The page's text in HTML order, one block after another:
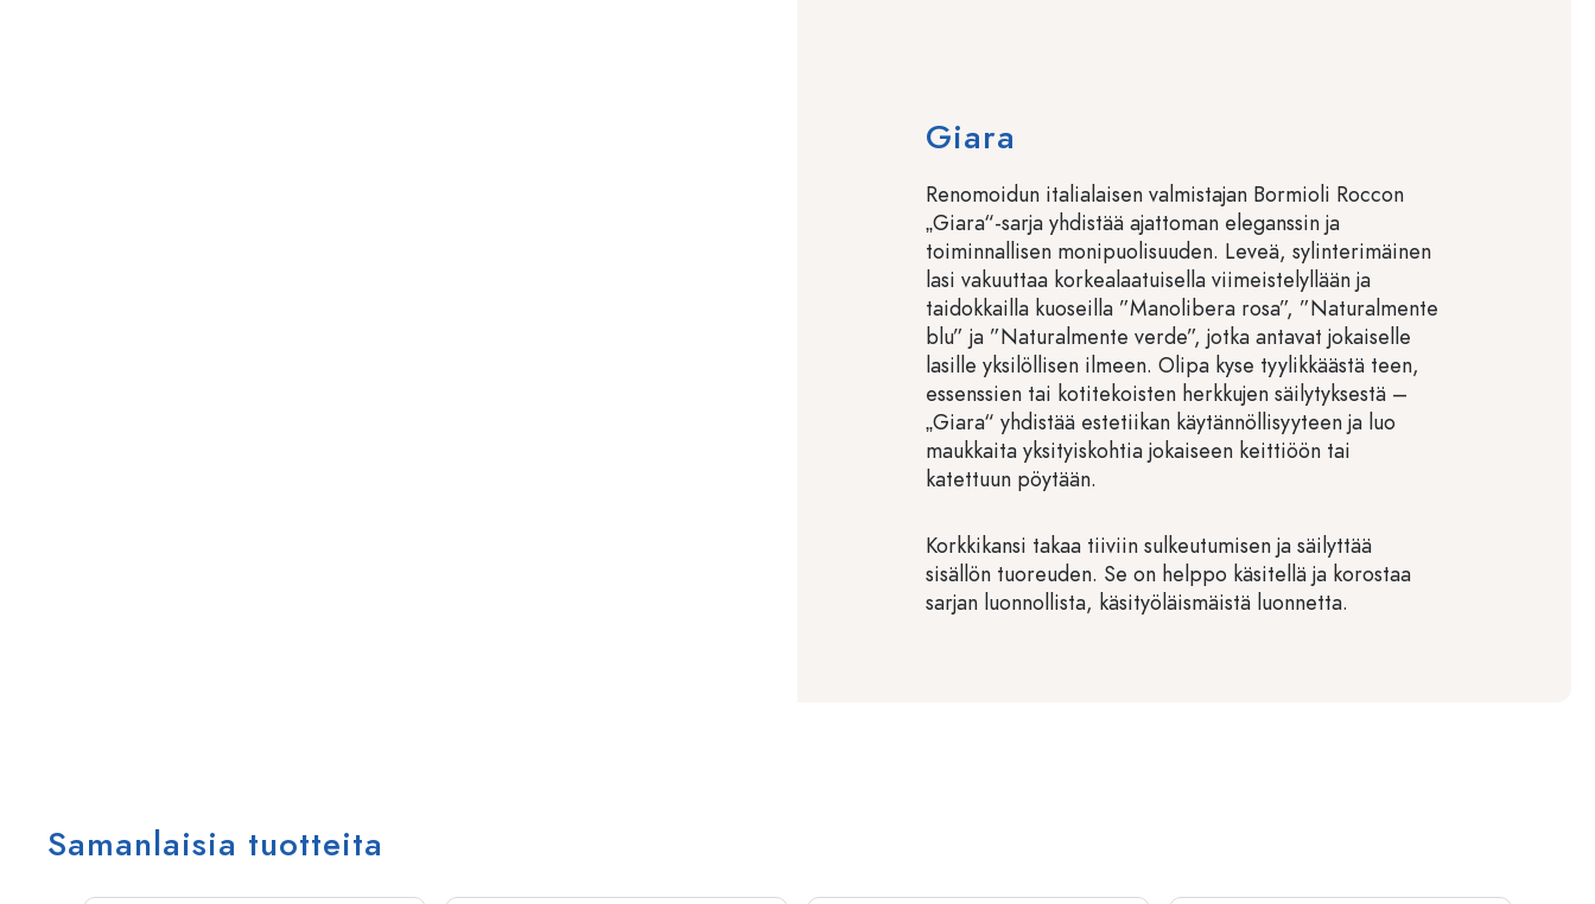
Giara
Renomoidun italialaisen valmistajan Bormioli Roccon
„Giara“-sarja yhdistää ajattoman eleganssin ja
toiminnallisen monipuolisuuden. Leveä, sylinterimäinen
lasi vakuuttaa korkealaatuisella viimeistelyllään ja
taidokkailla kuoseilla ”Manolibera rosa”, ”Naturalmente
blu” ja ”Naturalmente verde”, jotka antavat jokaiselle
lasille yksilöllisen ilmeen. Olipa kyse tyylikkäästä teen,
essenssien tai kotitekoisten herkkujen säilytyksestä –
„Giara“ yhdistää estetiikan käytännöllisyyteen ja luo
maukkaita yksityiskohtia jokaiseen keittiöön tai
katettuun pöytään.
Korkkikansi takaa tiiviin sulkeutumisen ja säilyttää
sisällön tuoreuden. Se on helppo käsitellä ja korostaa
sarjan luonnollista, käsityöläismäistä luonnetta.
Samanlaisia tuotteita